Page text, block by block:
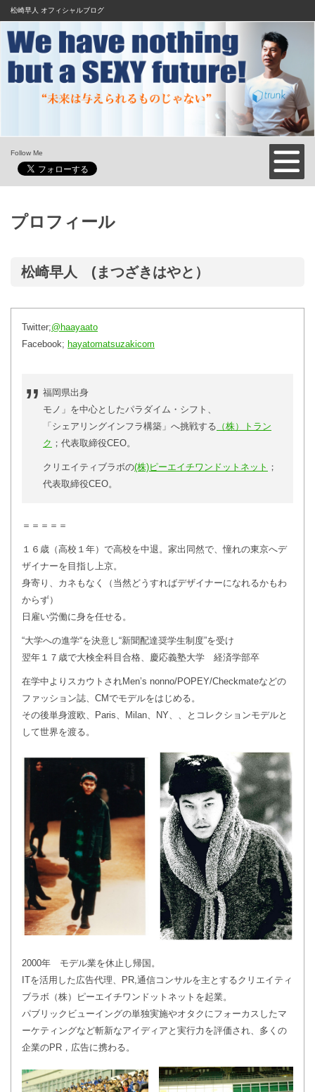
松崎早人 オフィシャルブログ
Follow Me
プロフィール
松崎早人 (まつざきはやと）
Twitter;@haayaato
Facebook; hayatomatsuzakicom
福岡県出身
モノ」を中心としたパラダイム・シフト、
「シェアリングインフラ構築」へ挑戦する （株）トラン
ク ；代表取締役CEO。
クリエイティブラボの(株)ピーエイチワンドットネット ；
代表取締役CEO。
＝＝＝＝＝
１６歳（高校１年）で高校を中退。家出同然で、憧れの東京へデ
ザイナーを目指し上京。
身寄り、カネもなく（当然どうすればデザイナーになれるかもわ
からず）
日雇い労働に身を任せる。
“大学への進学“を決意し“新聞配達奨学生制度”を受け
翌年１７歳で大検全科目合格、慶応義塾大学 経済学部卒
在学中よりスカウトされMen’s nonno/POPEY/Checkmateなどの
ファッション誌、CMでモデルをはじめる。
その後単身渡欧、Paris、Milan、NY、、とコレクションモデルと
して世界を渡る。
2000年 モデル業を休止し帰国。
ITを活用した広告代理、PR,通信コンサルを主とするクリエイティ
ブラボ（株）ピーエイチワンドットネットを起業。
パブリックビューイングの単独実施やオタクにフォーカスしたマ
ーケティングなど斬新なアイディアと実行力を評価され、多くの
企業のPR，広告に携わる。